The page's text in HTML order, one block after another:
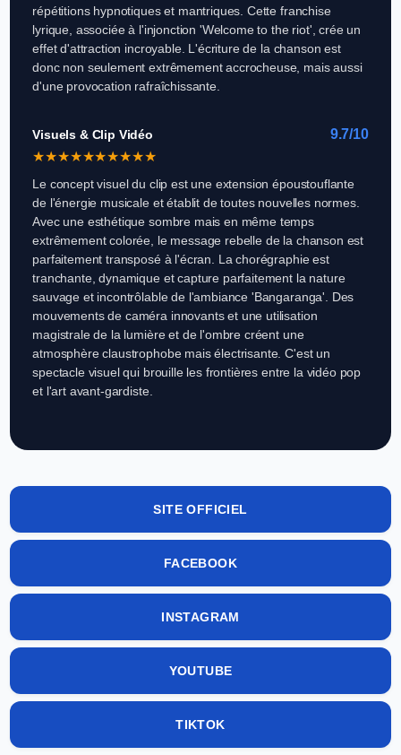
répétitions hypnotiques et mantriques. Cette franchise
lyrique, associée à l'injonction 'Welcome to the riot', crée un
effet d'attraction incroyable. L'écriture de la chanson est
donc non seulement extrêmement accrocheuse, mais aussi
d'une provocation rafraîchissante.
Visuels & Clip Vidéo
9.7/10
★★★★★★★★★★
Le concept visuel du clip est une extension époustouflante
de l'énergie musicale et établit de toutes nouvelles normes.
Avec une esthétique sombre mais en même temps
extrêmement colorée, le message rebelle de la chanson est
parfaitement transposé à l'écran. La chorégraphie est
tranchante, dynamique et capture parfaitement la nature
sauvage et incontrôlable de l'ambiance 'Bangaranga'. Des
mouvements de caméra innovants et une utilisation
magistrale de la lumière et de l'ombre créent une
atmosphère claustrophobe mais électrisante. C'est un
spectacle visuel qui brouille les frontières entre la vidéo pop
et l'art avant-gardiste.
SITE OFFICIEL
FACEBOOK
INSTAGRAM
YOUTUBE
TIKTOK